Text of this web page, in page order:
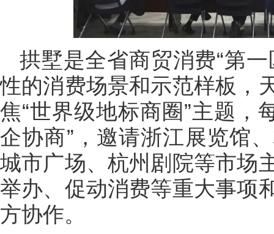
拱墅是全省商贸消费“第
性的消费场景和示范样板，
焦“世界级地标商圈”主题，
企协商”，邀请浙江展览馆
城市广场、杭州剧院等市场
举办、促动消费等重大事项
方协作。